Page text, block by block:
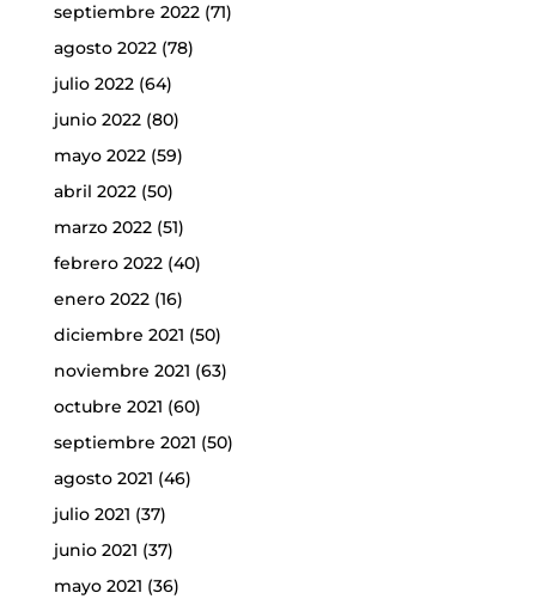
septiembre 2022(71)
agosto 2022(78)
julio 2022(64)
junio 2022(80)
mayo 2022(59)
abril 2022(50)
marzo 2022(51)
febrero 2022(40)
enero 2022(16)
diciembre 2021 (50)
noviembre 2021 (63)
octubre 2021 (60)
septiembre 2021 (50)
agosto 2021 (46)
julio 2021 (37)
junio 2021 (37)
mayo 2021 (36)